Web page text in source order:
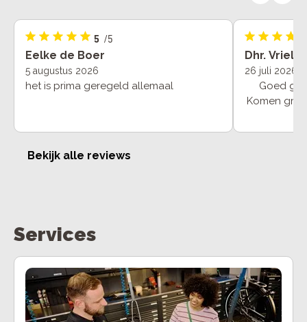
5 /5
Eelke de Boer
5 augustus 2026
het is prima geregeld allemaal
Dhr.
26 juli 2026
Goed
Komen
Bekijk alle reviews
Services